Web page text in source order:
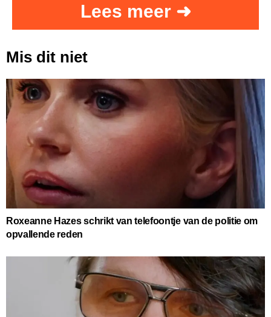
Lees meer ➜
Mis dit niet
Roxeanne Hazes schrikt van telefoontje van de politie om
opvallende reden